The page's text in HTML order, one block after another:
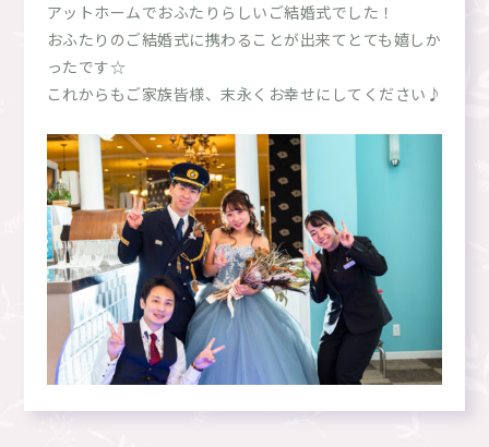
アットホームでおふたりらしいご結婚式でした！
おふたりのご結婚式に携わることが出来てとても嬉しか
ったです☆
これからもご家族皆様、末永くお幸せにしてください♪